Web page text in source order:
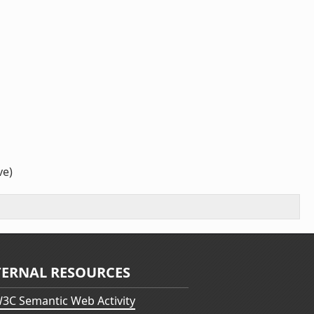
RESOURCES
Semantic Web Activity